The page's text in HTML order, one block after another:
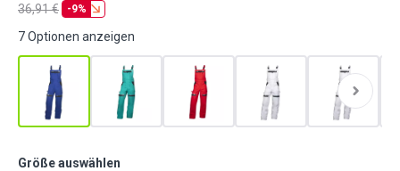
36,91€ -9%
7 Optionen anzeigen
Größe auswählen